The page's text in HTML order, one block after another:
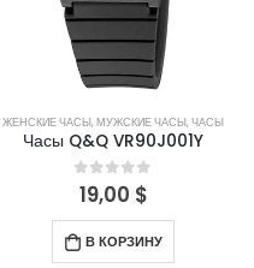
ЖЕНСКИЕ ЧАСЫ,МУЖСКИЕ ЧАСЫ,ЧАСЫ
Часы Q&Q VR90J001Y
0out of 5
19,00 $
В КОРЗИНУ